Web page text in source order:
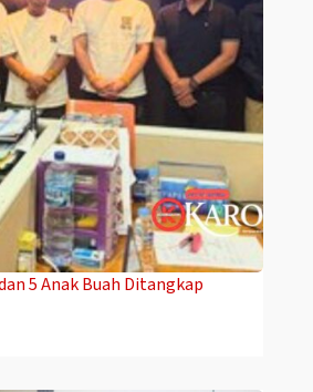
5 Anak Buah Ditangkap